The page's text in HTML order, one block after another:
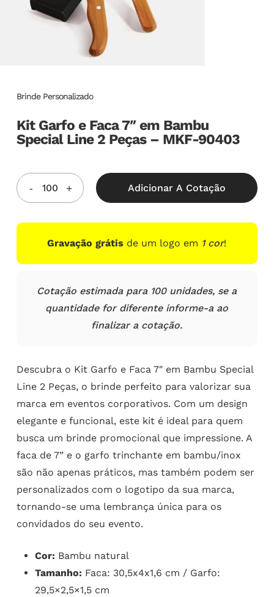
Brinde Personalizado
Kit Garfo e Faca 7″ em Bambu
Special Line 2 Peças – MKF-90403
Adicionar A Cotação
Gravação grátis de um logo em 1 cor!
Cotação estimada para 100 unidades, se a
quantidade for diferente informe-a ao
finalizar a cotação.
Descubra o Kit Garfo e Faca 7″ em Bambu Special
Line 2 Peças, o brinde perfeito para valorizar sua
marca em eventos corporativos. Com um design
elegante e funcional, este kit é ideal para quem
busca um brinde promocional que impressione. A
faca de 7” e o garfo trinchante em bambu/inox
são não apenas práticos, mas também podem ser
personalizados com o logotipo da sua marca,
tornando-se uma lembrança única para os
convidados do seu evento.
Cor: Bambu natural
Tamanho: Faca: 30,5x4x1,6 cm / Garfo:
29,5×2,5×1,5 cm